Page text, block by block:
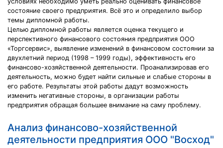
состояние своего предприятия. Всё это и определило выбор
темы дипломной работы.
Целью дипломной работы является оценка текущего и
перспективного финансового состояния предприятия ООО
«Торгсервис», выявление изменений в финансовом состоянии за
двухлетний период (1998 – 1999 годы), эффективность его
финансово-хозяйственной деятельности. Проанализировав его
деятельность, можно будет найти сильные и слабые стороны в
его работе. Результаты этой работы дадут возможность
изменить негативные стороны, в организации работы
предприятия обращая большее внимание на саму проблему.
Анализ финансово-хозяйственной
деятельности предприятия OOO "Восход"